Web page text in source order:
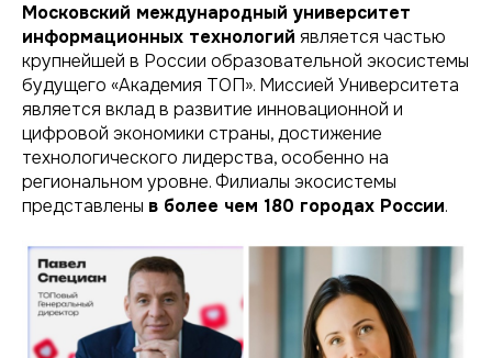
Московский международный университет
информационных технологий является частью
крупнейшей в России образовательной экосистемы
будущего «Академия ТОП». Миссией Университета
является вклад в развитие инновационной и
цифровой экономики страны, достижение
технологического лидерства, особенно на
региональном уровне. Филиалы экосистемы
представлены в более чем 180 городах России.